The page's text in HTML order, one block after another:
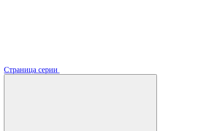
Страница серии